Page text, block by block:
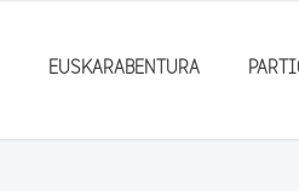
EUSKARABENTURA